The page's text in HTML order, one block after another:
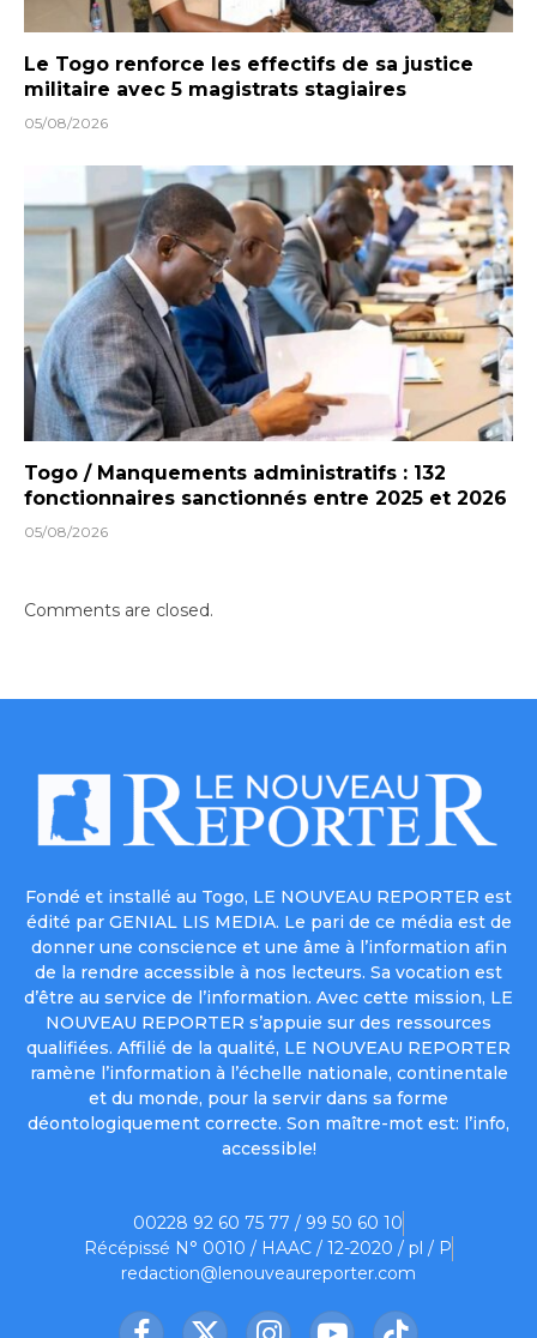
Le Togo renforce les effectifs de sa justice
militaire avec 5 magistrats stagiaires
05/08/2026
Togo / Manquements administratifs : 132
fonctionnaires sanctionnés entre 2025 et 2026
05/08/2026
Comments are closed.
Fondé et installé au Togo, LE NOUVEAU REPORTER est
édité par GENIAL LIS MEDIA. Le pari de ce média est de
donner une conscience et une âme à l’information afin
de la rendre accessible à nos lecteurs. Sa vocation est
d’être au service de l’information. Avec cette mission, LE
NOUVEAU REPORTER s’appuie sur des ressources
qualifiées. Affilié de la qualité, LE NOUVEAU REPORTER
ramène l’information à l’échelle nationale, continentale
et du monde, pour la servir dans sa forme
déontologiquement correcte. Son maître-mot est: l’info,
accessible!
00228 92 60 75 77 / 99 50 60 10
Récépissé N° 0010 / HAAC / 12-2020 / pl / P
redaction@lenouveaureporter.com